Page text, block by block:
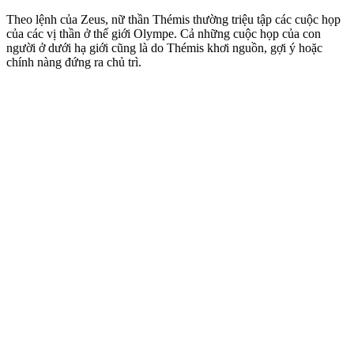
Theo lệnh của Zeus, nữ thần Thémis thường triệu tập các cuộc họp
của các vị thần ở thế giới Olympe. Cả những cuộc họp của con
người ở dưới hạ giới cũng là do Thémis khơi nguồn, gợi ý hoặc
chính nàng đứng ra chủ trì.